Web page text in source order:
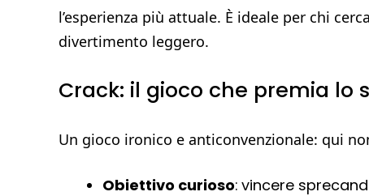
l’esperienza più attuale. È ideale per chi
divertimento leggero.
Crack: il gioco che premia lo
Un gioco ironico e anticonvenzionale: qui
Obiettivo curioso: vincere